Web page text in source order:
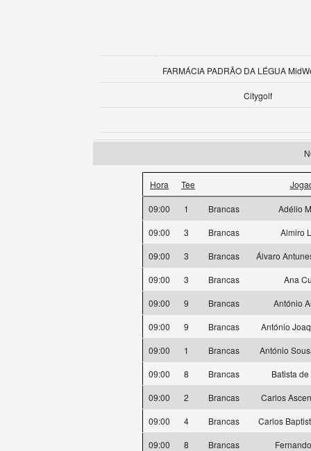
FARMÁCIA PADRÃO DA LÉGUA
Citygolf
Hora Tee
09:00 1 Brancas
Adélio
09:00
3 Brancas
Almiro
09:00
3 Brancas
Álvaro
09:00
3 Brancas
Ana
09:00
9 Brancas
António
09:00
9 Brancas
António
09:00
1 Brancas
António
09:00
8 Brancas
Batista
09:00
2 Brancas
Carlos
09:00
4 Brancas
Carlos
09:00
8 Brancas